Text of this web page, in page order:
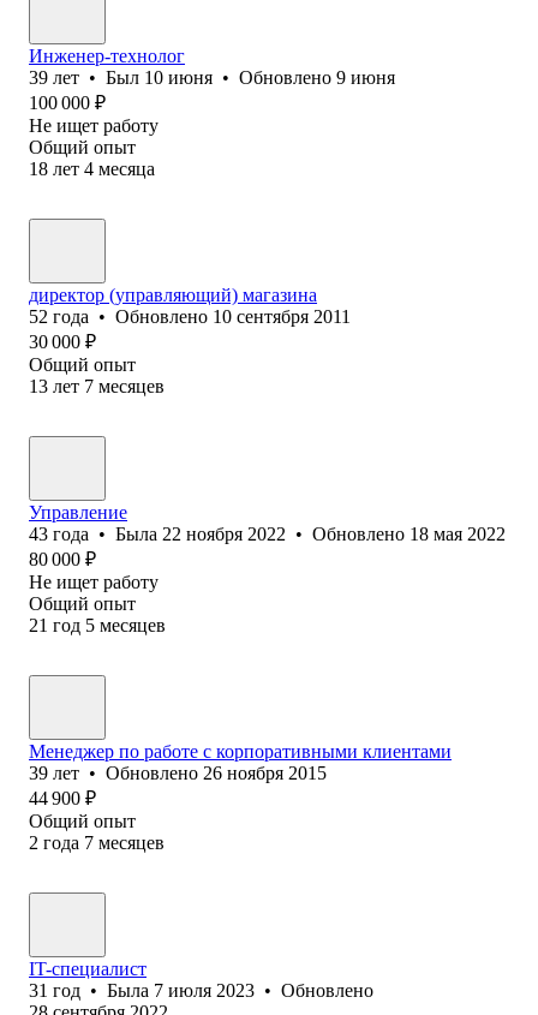
Инженер-технолог
39 лет • Был 10 июня • Обновлено 9 июня
100 000 ₽
Не ищет работу
Общий опыт
18 лет 4 месяца
директор (управляющий) магазина
52 года • Обновлено 10 сентября 2011
30 000 ₽
Общий опыт
13 лет 7 месяцев
Управление
43 года • Была 22 ноября 2022 • Обновлено 18 мая 2022
80 000 ₽
Не ищет работу
Общий опыт
21 год 5 месяцев
Менеджер по работе с корпоративными клиентами
39 лет • Обновлено 26 ноября 2015
44 900 ₽
Общий опыт
2 года 7 месяцев
IT-специалист
31 год • Была 7 июля 2023 • Обновлено